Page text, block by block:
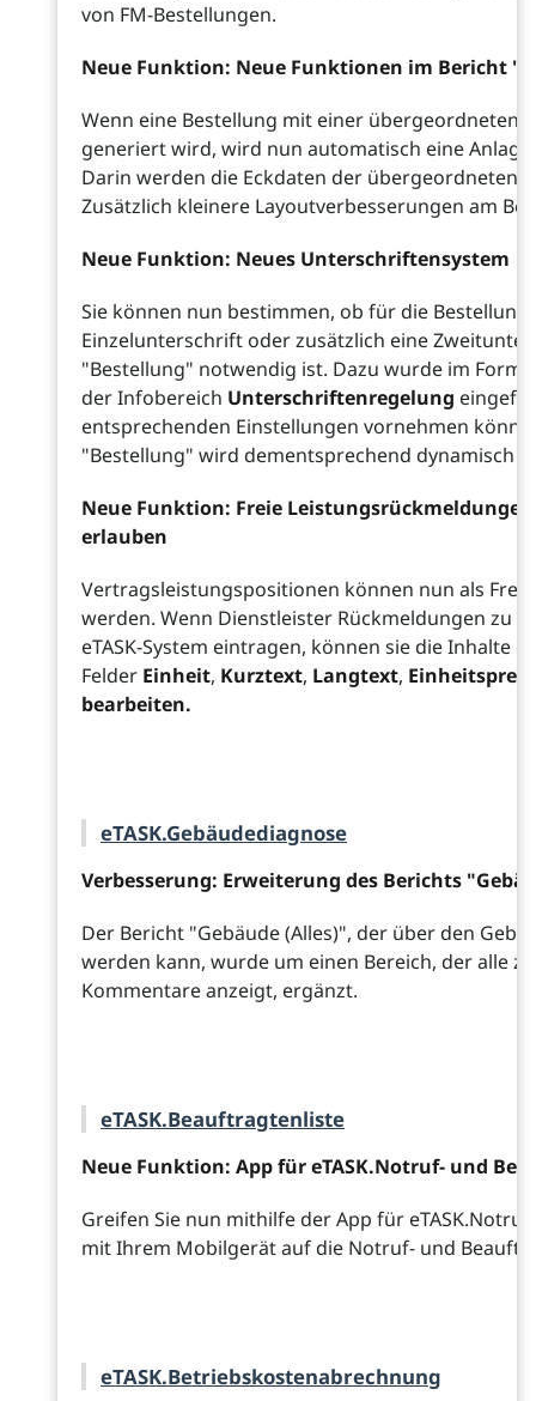
von FM-Bestellungen.
Neue Funktion: Neue Funktionen im Bericht
Wenn eine Bestellung mit einer übergeordneten
generiert wird, wird nun automatisch eine
Darin werden die Eckdaten der übergeordneten
Zusätzlich kleinere Layoutverbesserungen am
Neue Funktion: Neues Unterschriftensystem
Sie können nun bestimmen, ob für die
Einzelunterschrift oder zusätzlich eine
"Bestellung" notwendig ist. Dazu wurde im
der Infobereich Unterschriftenregelung
entsprechenden Einstellungen vornehmen
"Bestellung" wird dementsprechend dynamisch
Neue Funktion: Freie
erlauben
Vertragsleistungspositionen können nun als
werden. Wenn Dienstleister Rückmeldungen zu
eTASK-System eintragen, können sie die Inhalte
Felder Einheit, Kurztext, Langtext, Einheitspreis
bearbeiten.
eTASK.Gebäudediagnose
Verbesserung: Erweiterung des Berichts
Der Bericht "Gebäude (Alles)", der über den
werden kann, wurde um einen Bereich, der alle
Kommentare anzeigt, ergänzt.
eTASK.Beauftragtenliste
Neue Funktion: App für eTASK.Notruf- und
Greifen Sie nun mithilfe der App für
mit Ihrem Mobilgerät auf die Notruf- und
eTASK.Betriebskostenabrechnung